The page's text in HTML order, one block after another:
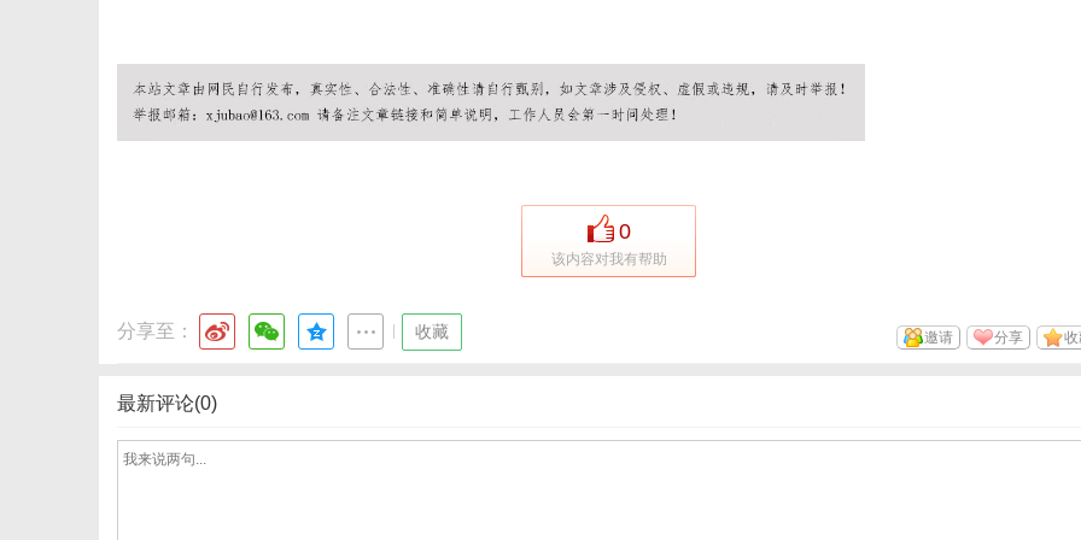
0
该内容对我有帮助
分享至： 收藏 分享
邀请
最新评论(0)